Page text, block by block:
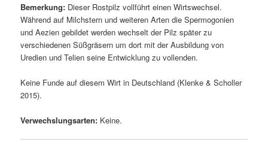
Bemerkung: Dieser Rostpilz vollführt einen Wirtswechsel.
Während auf Milchstern und weiteren Arten die Spermogonien
und Aezien gebildet werden wechselt der Pilz später zu
verschiedenen Süßgräsern um dort mit der Ausbildung von
Uredien und Telien seine Entwicklung zu vollenden.
Keine Funde auf diesem Wirt in Deutschland (Klenke & Scholler
2015).
Verwechslungsarten: Keine.